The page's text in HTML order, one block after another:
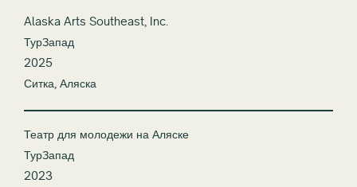
Alaska Arts Southeast, Inc.
ТурЗапад
2025
Ситка, Аляска
Театр для молодежи на Аляске
ТурЗапад
2023